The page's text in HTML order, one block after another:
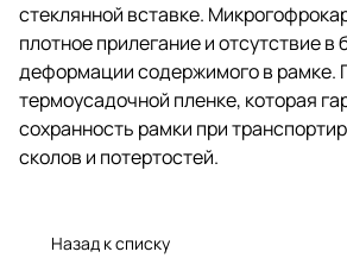
сохранность рамки при
транспортировке, отсутствие
сколов и потертостей.
стеклянной вставке.
плотное прилегание и отсутствие в
деформации содержимого в рамке.
термоусадочной пленке, которая
сохранность рамки при
сколов и потертостей.
Назад к списку